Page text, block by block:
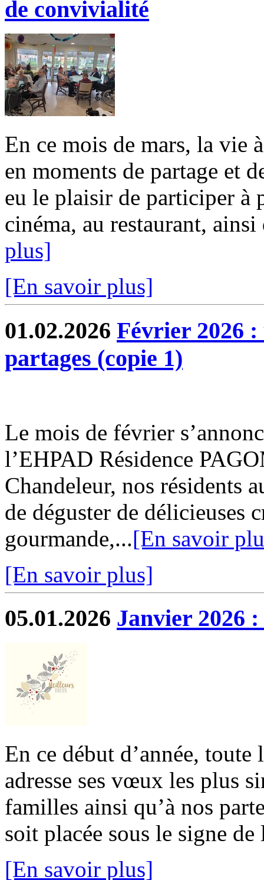
de convivialité
En ce mois de mars, la vie
en moments de partage et
eu le plaisir de participer à
cinéma, au restaurant,
plus]
[En savoir plus]
01.02.2026 Février 2026
partages (copie 1)
Le mois de février
l’EHPAD Résidence
Chandeleur, nos résidents
de déguster de délicieuses
gourmande,...[En savoir
[En savoir plus]
05.01.2026 Janvier 2026 :
En ce début d’année, toute
adresse ses vœux les plus
familles ainsi qu’à nos
soit placée sous le signe de
[En savoir plus]